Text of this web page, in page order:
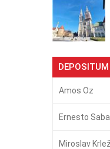
Amos Oz
Ernesto
Miroslav